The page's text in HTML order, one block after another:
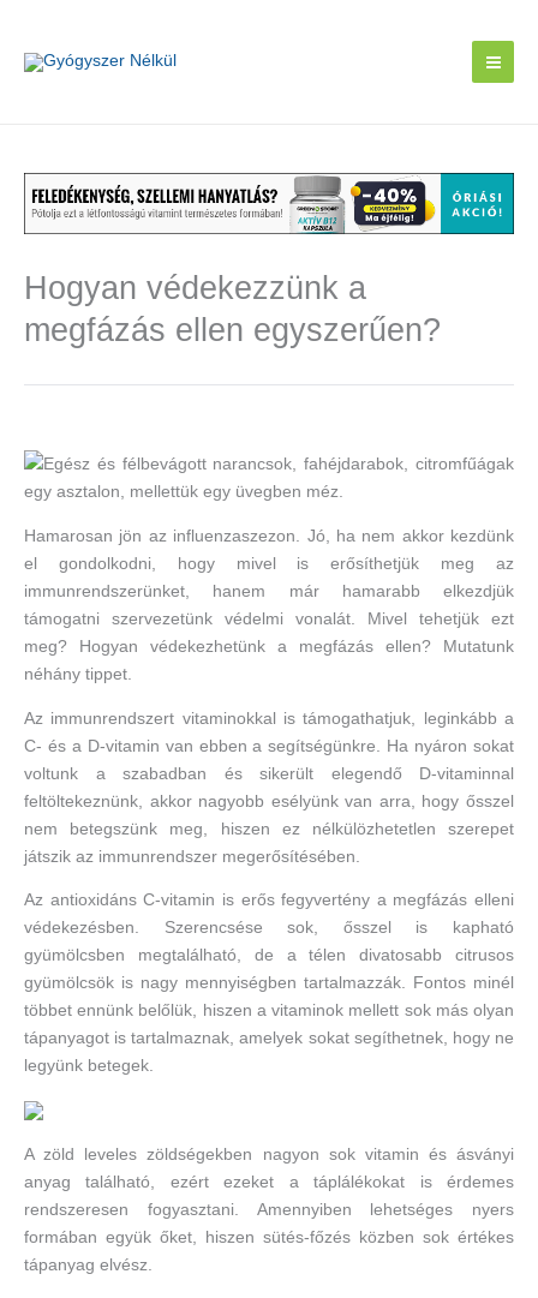
content
Hogyan védekezzünk a
megfázás ellen egyszerűen?
Hamarosan jön az influenzaszezon. Jó, ha nem akkor kezdünk
el gondolkodni, hogy mivel is erősíthetjük meg az
immunrendszerünket, hanem már hamarabb elkezdjük
támogatni szervezetünk védelmi vonalát. Mivel tehetjük ezt
meg? Hogyan védekezhetünk a megfázás ellen? Mutatunk
néhány tippet.
Az immunrendszert vitaminokkal is támogathatjuk, leginkább a
C- és a D-vitamin van ebben a segítségünkre. Ha nyáron sokat
voltunk a szabadban és sikerült elegendő D-vitaminnal
feltöltekeznünk, akkor nagyobb esélyünk van arra, hogy ősszel
nem betegszünk meg, hiszen ez nélkülözhetetlen szerepet
játszik az immunrendszer megerősítésében.
Az antioxidáns C-vitamin is erős fegyvertény a megfázás elleni
védekezésben. Szerencsése sok, ősszel is kapható
gyümölcsben megtalálható, de a télen divatosabb citrusos
gyümölcsök is nagy mennyiségben tartalmazzák. Fontos minél
többet ennünk belőlük, hiszen a vitaminok mellett sok más olyan
tápanyagot is tartalmaznak, amelyek sokat segíthetnek, hogy ne
legyünk betegek.
A zöld leveles zöldségekben nagyon sok vitamin és ásványi
anyag található, ezért ezeket a táplálékokat is érdemes
rendszeresen fogyasztani. Amennyiben lehetséges nyers
formában együk őket, hiszen sütés-főzés közben sok értékes
tápanyag elvész.